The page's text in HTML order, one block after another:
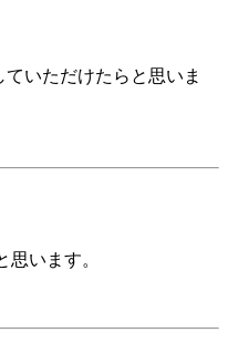
いただけたらと思いま
います。